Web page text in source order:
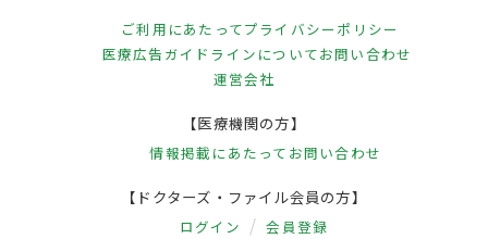
ご利用にあたってプライバシーポリシー
医療広告ガイドラインについてお問い合わせ
運営会社
【医療機関の方】
情報掲載にあたって お問い合わせ
【ドクターズ・ファイル会員の方】
ログイン 会員登録